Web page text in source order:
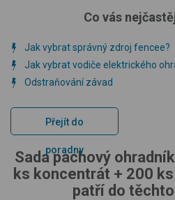
Co vás
Jak vybrat správný zdroj fencee?
Jak vybrat vodiče elektrického
Odstraňování závad
Přejít do
poradny
Sada pachový
ks koncentrát + 200
patří do